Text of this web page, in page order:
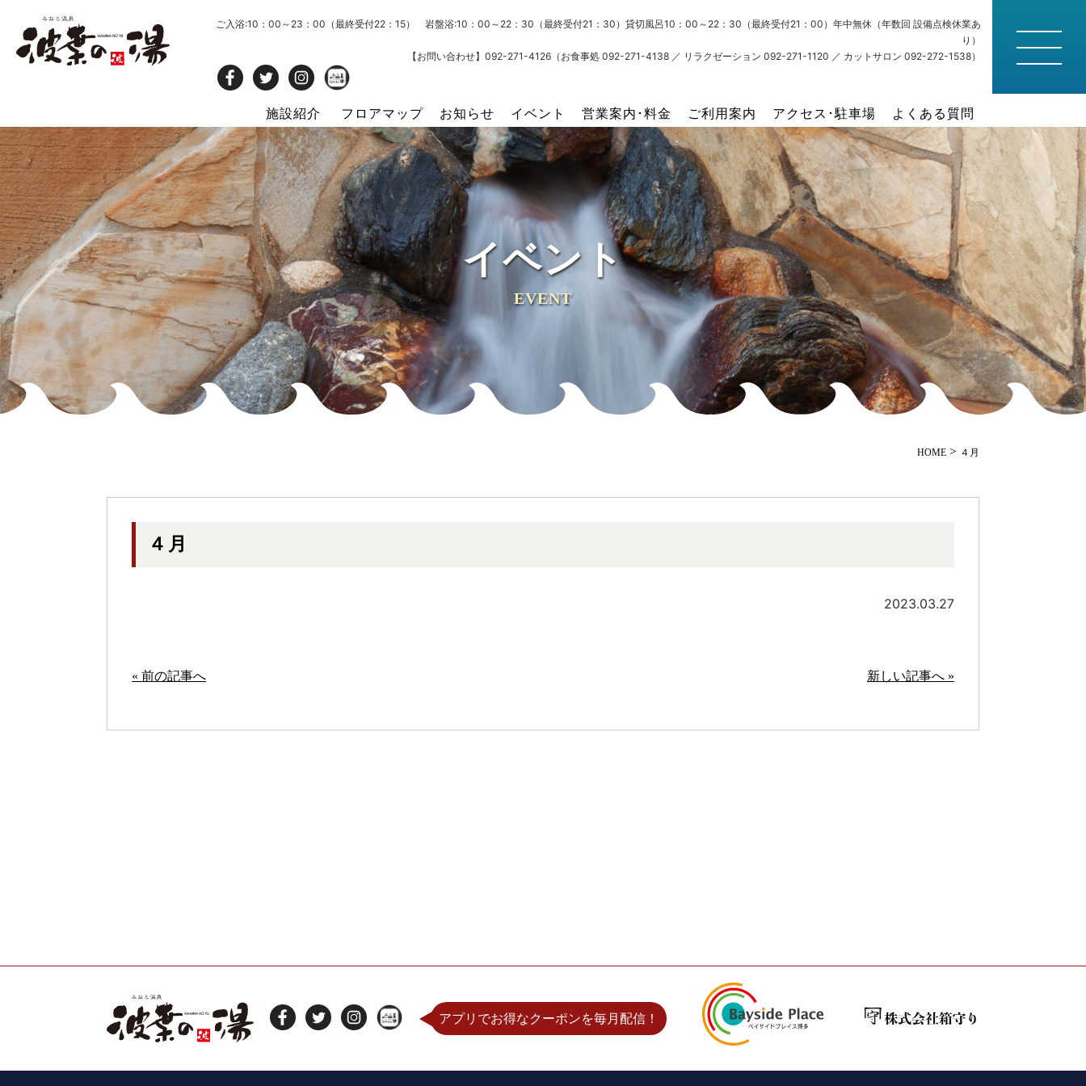
ご入浴:10：00～23：00（最終受付22：15） 岩盤浴:10：00～22：30（最終受付21：30）貸切風呂10：00～22：30（最終受付21：00）年中無休（年数回 設備点検休業あ
り）
【お問い合わせ】092-271-4126（お食事処 092-271-4138 ／ リラクゼーション 092-271-1120 ／ カットサロン 092-272-1538）
施設紹介 フロアマップ お知らせ イベント 営業案内･料金 ご利用案内 アクセス･駐車場 よくある質問
イベント
EVENT
HOME > ４月
４月
2023.03.27
« 前の記事へ 新しい記事へ »
アプリでお得なクーポンを毎月配信！